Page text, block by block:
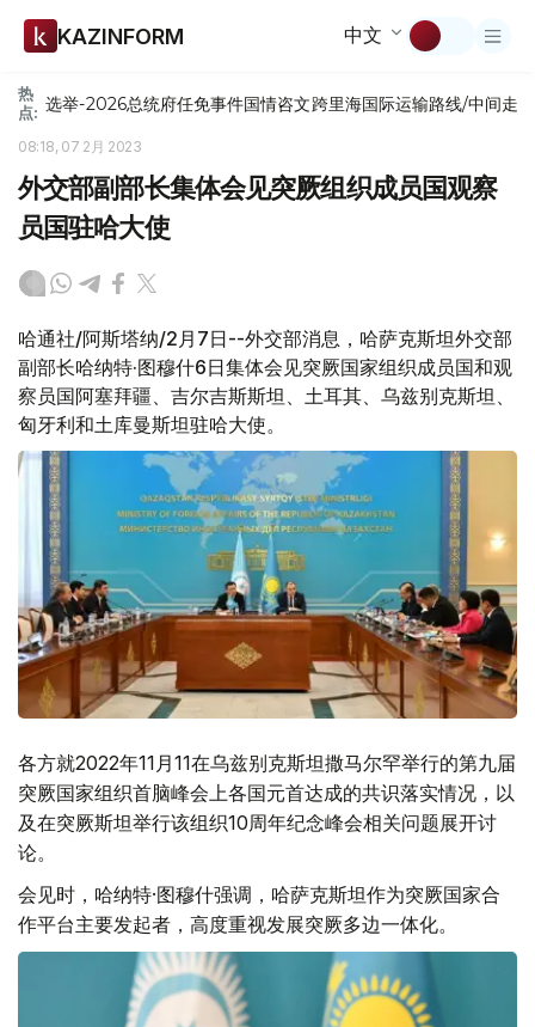
KAZINFORM 中文
热
点: 选举-2026总统府任免事件国情咨文跨里海国际运输路线/中间走廊
08:18, 07 2月 2023
外交部副部长集体会见突厥组织成员国观察
员国驻哈大使
哈通社/阿斯塔纳/2月7日--外交部消息，哈萨克斯坦外交部
副部长哈纳特·图穆什6日集体会见突厥国家组织成员国和观
察员国阿塞拜疆、吉尔吉斯斯坦、土耳其、乌兹别克斯坦、
匈牙利和土库曼斯坦驻哈大使。
各方就2022年11月11在乌兹别克斯坦撒马尔罕举行的第九届
突厥国家组织首脑峰会上各国元首达成的共识落实情况，以
及在突厥斯坦举行该组织10周年纪念峰会相关问题展开讨
论。
会见时，哈纳特·图穆什强调，哈萨克斯坦作为突厥国家合
作平台主要发起者，高度重视发展突厥多边一体化。